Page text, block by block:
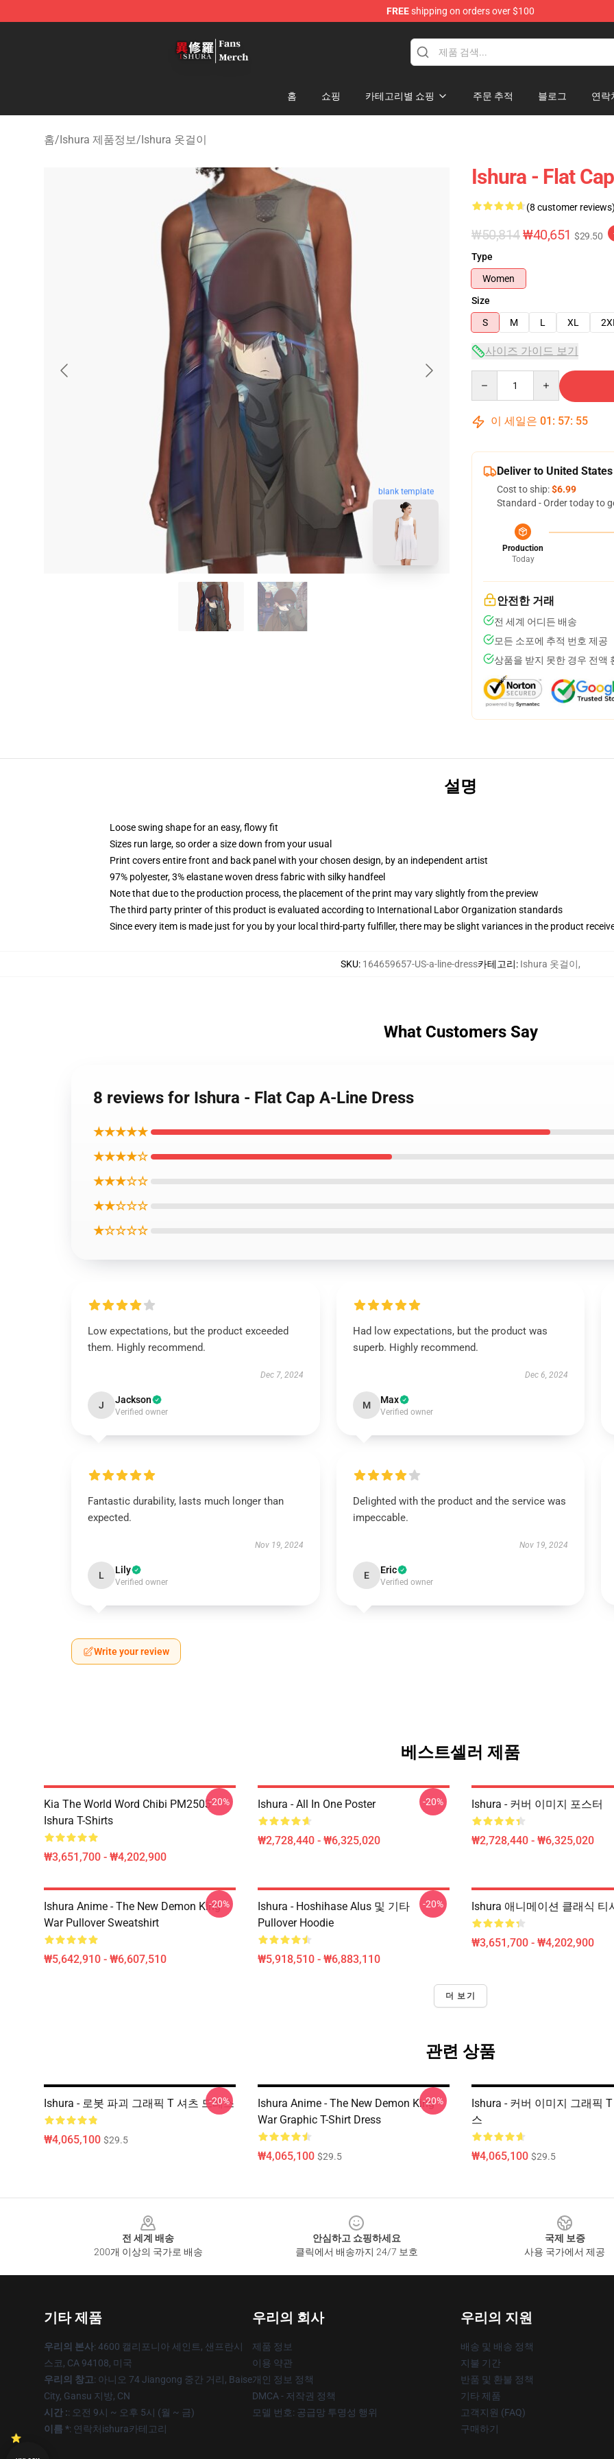
FREEshipping on orders over $100
홈 쇼핑 카테고리별 쇼핑 주문 추적 블로그 연락
홈/Ishura 제품정보/Ishura 옷걸이
blank template
Ishura - Flat
(8 customer
₩50,814₩40,651 $29.50
Type
Women
Size
S
M L XL
사이즈 가이드 보기
이 세일은 01 : 57: 54
Deliver to United States
Cost to ship:$6.99
Standard - Order today to
Production
Today
안전한 거래
전 세계 어디든 배송
모든 소포에 추적 번호 제공
상품을 받지 못한 경우 전액
설명
Loose swing shape for an easy, flowy fit
Sizes run large, so order a size down from your usual
Print covers entire front and back panel with your chosen design, by an independent artist
97% polyester, 3% elastane woven dress fabric with silky handfeel
Note that due to the production process, the placement of the print may vary slightly from the preview
The third party printer of this product is evaluated according to International Labor Organization standards
Since every item is made just for you by your local third-party fulfiller, there may be slight variances in the product
SKU: 164659657-US-a-line-dress카테고리: Ishura 옷걸이,
What Customers Say
8 reviews for Ishura - Flat Cap A-Line Dress
★★★★★
★★★★☆
★★★☆☆
★★☆☆☆
★☆☆☆☆
Low expectations, but the product exceeded
them. Highly recommend.
Dec 7, 2024
J Jackson
Verified owner
Had low expectations, but the product was
superb. Highly recommend.
Dec 6, 2024
M Max
Verified owner
Fantastic durability, lasts much longer than
expected.
Nov 19, 2024
L Lily
Verified owner
Delighted with the product and the service was
impeccable.
Nov 19, 2024
E Eric
Verified owner
Write your review
베스트셀러 제품
Kia The World Word Chibi PM2503
Ishura T-Shirts
₩3,651,700 - ₩4,202,900
-20% Ishura - All In One Poster
₩2,728,440 - ₩6,325,020
-20% Ishura - 커버 이미지 포스터
₩2,728,440 - ₩6,325,020
Ishura Anime - The New Demon King
War Pullover Sweatshirt
₩5,642,910 - ₩6,607,510
-20%
Ishura - Hoshihase Alus 및 기타
Pullover Hoodie
₩5,918,510 - ₩6,883,110
-20% Ishura 애니메이션 클래식 티
₩3,651,700 - ₩4,202,900
더 보기
관련 상품
Ishura - 로봇 파괴 그래픽 T 셔츠 드레스
₩4,065,100 $29.5
-20%
Ishura Anime - The New Demon King
War Graphic T-Shirt Dress
₩4,065,100 $29.5
-20%
Ishura - 커버 이미지 그래픽
스
₩4,065,100 $29.5
전 세계 배송
200개 이상의 국가로 배송
안심하고 쇼핑하세요
클릭에서 배송까지 24/7 보호
국제 보증
사용 국가에서 제공
기타 제품
우리의 본사: 4600 캘리포니아 세인트, 샌프란시
스코, CA 94108, 미국
우리의 창고: 아니오 74 Jiangong 중간 거리, Baise
City, Gansu 지방, CN
시간 :: 오전 9시 ~ 오후 5시 (월 ~ 금)
이름 *: 연락처ishura카테고리
우리의 회사
제품 정보
이용 약관
개인 정보 정책
DMCA - 저작권 정책
모델 번호: 공급망 투명성 행위
우리의 지원
배송 및 배송 정책
지불 기간
반품 및 환불 정책
기타 제품
고객지원 (FAQ)
구매하기